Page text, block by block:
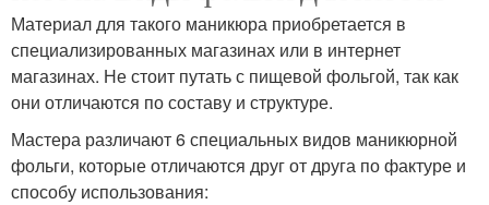
Материал для такого маникюра приобретается в
специализированных магазинах или в интернет
магазинах. Не стоит путать с пищевой фольгой, так как
они отличаются по составу и структуре.
Мастера различают 6 специальных видов маникюрной
фольги, которые отличаются друг от друга по фактуре и
способу использования: